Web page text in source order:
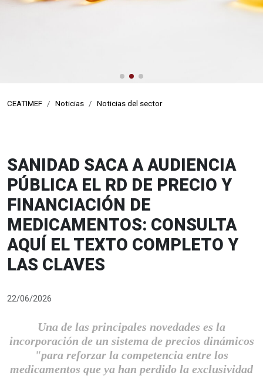
CEATIMEF Noticias Noticias del sector
SANIDAD SACA A AUDIENCIA
PÚBLICA EL RD DE PRECIO Y
FINANCIACIÓN DE
MEDICAMENTOS: CONSULTA
AQUÍ EL TEXTO COMPLETO Y
LAS CLAVES
22/06/2026
Una de las principales novedades es la
incorporación de un sistema de precios dinámicos
"para reforzar la competencia entre los
medicamentos que ya han perdido la exclusividad